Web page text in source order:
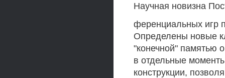
Научная новизна
ференциальных игр
Определены новые
"конечной" памятью
в отдельные
конструкции,